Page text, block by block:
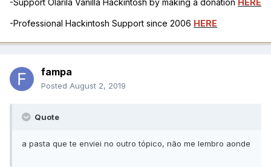
-Professional Hackintosh Support since 2006 HERE
fampa
Posted August 2, 2019
Quote
a pasta que te enviei no outro tópico, não me lembro aonde